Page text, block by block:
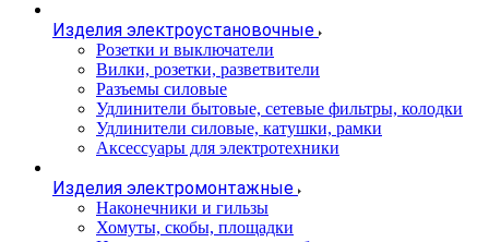
Изделия электроустановочные
Розетки и выключатели
Вилки, розетки, разветвители
Разъемы силовые
Удлинители бытовые, сетевые фильтры, колодки
Удлинители силовые, катушки, рамки
Аксессуары для электротехники
Изделия электромонтажные
Наконечники и гильзы
Хомуты, скобы, площадки